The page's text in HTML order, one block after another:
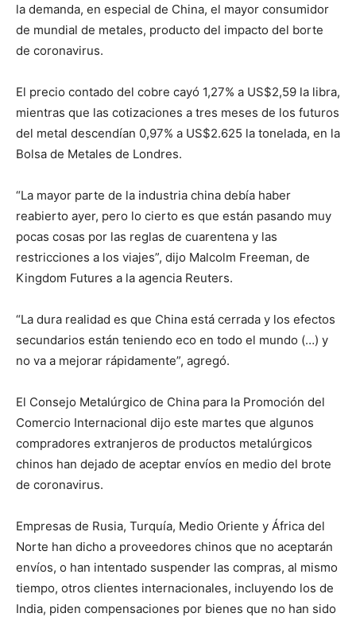
la demanda, en especial de China, el mayor consumidor
de mundial de metales, producto del impacto del borte
de coronavirus.
El precio contado del cobre cayó 1,27% a US$2,59 la libra,
mientras que las cotizaciones a tres meses de los futuros
del metal descendían 0,97% a US$2.625 la tonelada, en la
Bolsa de Metales de Londres.
“La mayor parte de la industria china debía haber
reabierto ayer, pero lo cierto es que están pasando muy
pocas cosas por las reglas de cuarentena y las
restricciones a los viajes”, dijo Malcolm Freeman, de
Kingdom Futures a la agencia Reuters.
“La dura realidad es que China está cerrada y los efectos
secundarios están teniendo eco en todo el mundo (…) y
no va a mejorar rápidamente”, agregó.
El Consejo Metalúrgico de China para la Promoción del
Comercio Internacional dijo este martes que algunos
compradores extranjeros de productos metalúrgicos
chinos han dejado de aceptar envíos en medio del brote
de coronavirus.
Empresas de Rusia, Turquía, Medio Oriente y África del
Norte han dicho a proveedores chinos que no aceptarán
envíos, o han intentado suspender las compras, al mismo
tiempo, otros clientes internacionales, incluyendo los de
India, piden compensaciones por bienes que no han sido